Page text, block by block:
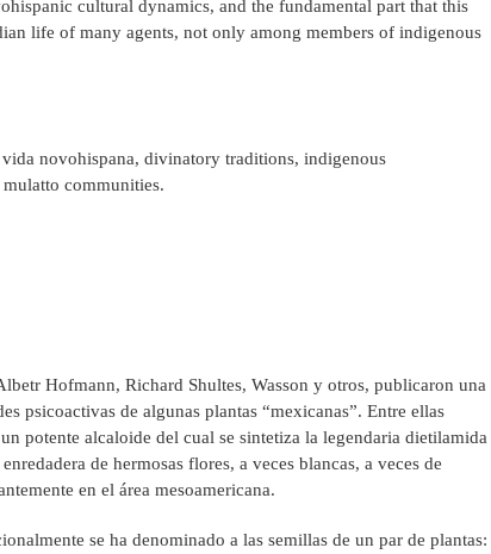
cultural dynamics, and the fundamental part that this
life of many agents, not only among members of indigenous
novohispana, divinatory traditions, indigenous
communities.
Hofmann, Richard Shultes, Wasson y otros, publicaron una
psicoactivas de algunas plantas “mexicanas”. Entre ellas
potente alcaloide del cual se sintetiza la legendaria dietilamida
de hermosas flores, a veces blancas, a veces de
en el área mesoamericana.
se ha denominado a las semillas de un par de plantas: